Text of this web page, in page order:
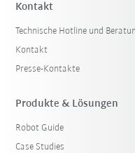
Kontakt
Technische Hotline und
Kontakt
Presse-Kontakte
Produkte & Lösungen
Robot Guide
Case Studies